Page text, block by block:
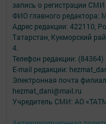
запись о регистрации
ФИО главного редактора:
Адрес редакции: 422110,
Татарстан, Кукморский
4.
Телефон редакции: (84364)
E-mail редакции:
Электронная почта
hezmat_dani@mail.ru
Учредитель СМИ: АО